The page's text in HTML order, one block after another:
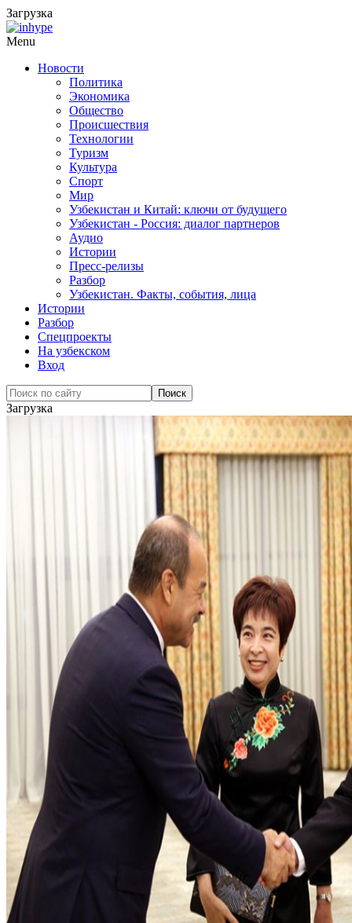
Загрузка
Menu
Новости
Политика
Экономика
Общество
Происшествия
Технологии
Туризм
Культура
Спорт
Мир
Узбекистан и Китай: ключи от будущего
Узбекистан - Россия: диалог партнеров
Аудио
Истории
Пресс-релизы
Разбор
Узбекистан. Факты, события, лица
Истории
Разбор
Спецпроекты
На узбекском
Вход
Загрузка